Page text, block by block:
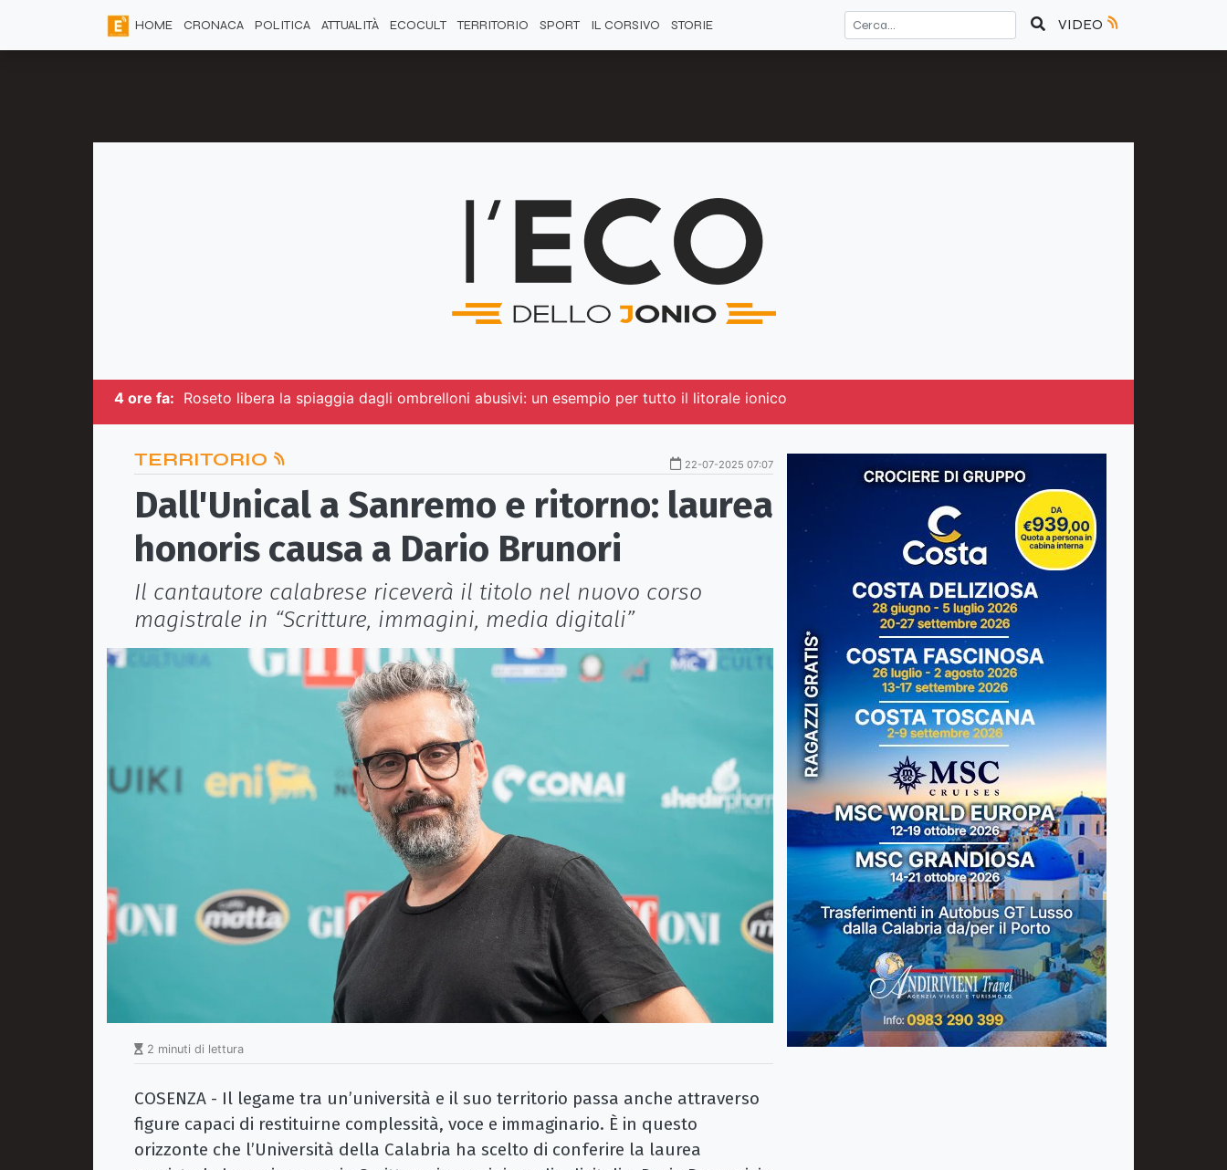
HOME CRONACA POLITICA ATTUALITÀ ECOCULT TERRITORIO SPORT IL CORSIVO STORIE VIDEO
4 ore fa: Roseto libera la spiaggia dagli ombrelloni abusivi: un esempio per tutto il litorale ionico
TERRITORIO 22-07-2025 07:07
Dall'Unical a Sanremo e ritorno: laurea
honoris causa a Dario Brunori
Il cantautore calabrese riceverà il titolo nel nuovo corso
magistrale in “Scritture, immagini, media digitali”
2 minuti di lettura
COSENZA - Il legame tra un’università e il suo territorio passa anche attraverso
figure capaci di restituirne complessità, voce e immaginario. È in questo
orizzonte che l’Università della Calabria ha scelto di conferire la laurea